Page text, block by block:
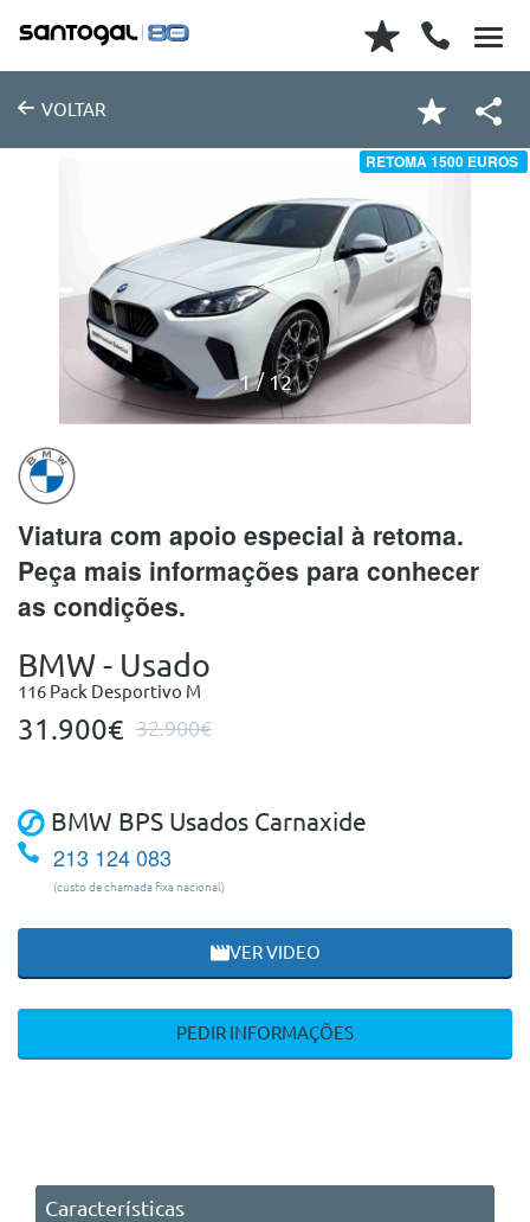
VOLTAR
RETOMA 1500 EUROS
1 12
Viatura com apoio especial à retoma.
Peça mais informações para conhecer
as condições.
BMW - Usado
116 Pack Desportivo M
31.900€ 32.900€
BMW BPS Usados Carnaxide
213 124 083
(custo de chamada fixa nacional)
VER VIDEO
PEDIR INFORMAÇÕES
Características